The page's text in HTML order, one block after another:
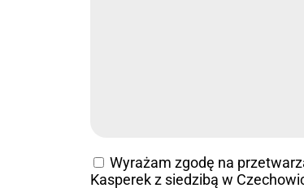
Wyrażam zgodę na
Kasperek z siedzibą w